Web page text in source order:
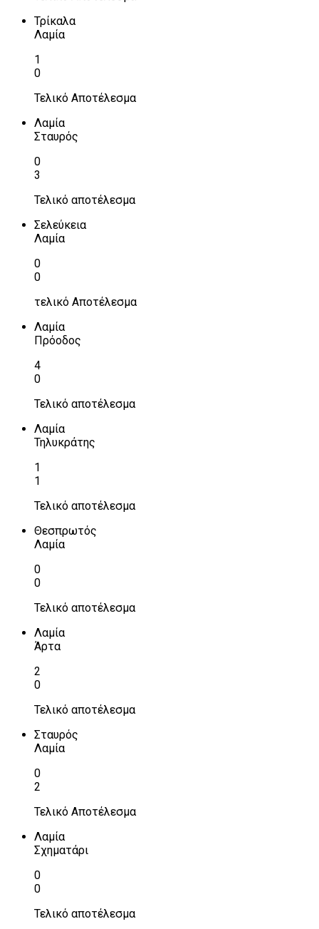
Τρίκαλα
Λαμία
1
0
Τελικό Αποτέλεσμα
Λαμία
Σταυρός
0
3
Τελικό αποτέλεσμα
Σελεύκεια
Λαμία
0
0
τελικό Αποτέλεσμα
Λαμία
Πρόοδος
4
0
Τελικό αποτέλεσμα
Λαμία
Τηλυκράτης
1
1
Τελικό αποτέλεσμα
Θεσπρωτός
Λαμία
0
0
Τελικό αποτέλεσμα
Λαμία
Άρτα
2
0
Τελικό αποτέλεσμα
Σταυρός
Λαμία
0
2
Τελικό Αποτέλεσμα
Λαμία
Σχηματάρι
0
0
Τελικό αποτέλεσμα